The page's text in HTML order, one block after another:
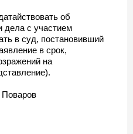
об
дела с участием
в суд, постановивший
в срок,
на